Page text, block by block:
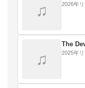
♫ 2026年
♫
The
2025年